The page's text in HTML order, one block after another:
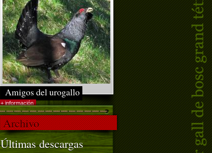
Amigos del urogallo
+ información
Ayudanos a conservar el urogallo y su
hábitat
Archivo
Últimas descargas